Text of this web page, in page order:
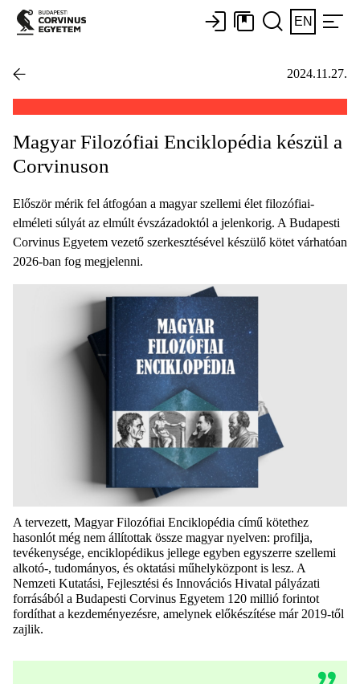
EN
2024.11.27.
Magyar Filozófiai Enciklopédia készül a
Corvinuson
Először mérik fel átfogóan a magyar szellemi élet filozófiai-
elméleti súlyát az elmúlt évszázadoktól a jelenkorig. A Budapesti
Corvinus Egyetem vezető szerkesztésével készülő kötet várhatóan
2026-ban fog megjelenni.
A tervezett, Magyar Filozófiai Enciklopédia című kötethez
hasonlót még nem állítottak össze magyar nyelven: profilja,
tevékenysége, enciklopédikus jellege egyben egyszerre szellemi
alkotó-, tudományos, és oktatási műhelyközpont is lesz. A
Nemzeti Kutatási, Fejlesztési és Innovációs Hivatal pályázati
forrásából a Budapesti Corvinus Egyetem 120 millió forintot
fordíthat a kezdeményezésre, amelynek előkészítése már 2019-től
zajlik.